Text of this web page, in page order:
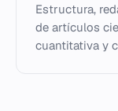
Estructura,
de artículos
cuantitativa y